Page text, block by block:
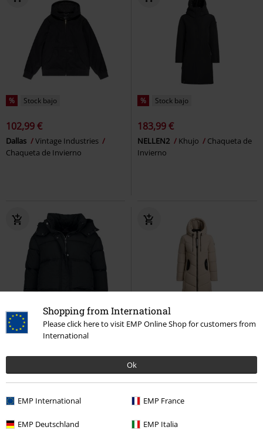
Shopping from International
Please click here to visit EMP Online Shop for customers from
International
Ok
EMP International EMP France
EMP Deutschland EMP Italia
% Stock bajo
102,99 €
Dallas
Vintage Industries
Chaqueta de Invierno
% Stock bajo
183,99 €
NELLEN2 Khujo
Chaqueta de
Invierno
% Stock bajo
Chaqueta de Invierno
% Stock bajo
Invierno